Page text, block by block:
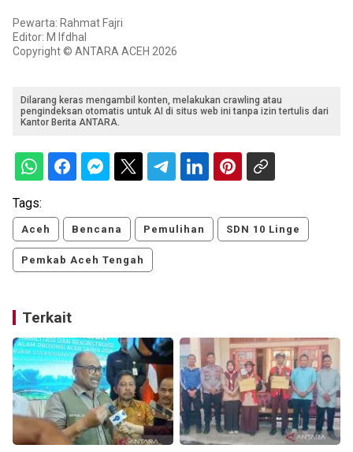
Pewarta: Rahmat Fajri
Editor: M Ifdhal
Copyright © ANTARA ACEH 2026
Dilarang keras mengambil konten, melakukan crawling atau
pengindeksan otomatis untuk AI di situs web ini tanpa izin tertulis dari
Kantor Berita ANTARA.
Tags:
Aceh Bencana Pemulihan SDN 10 Linge
Pemkab Aceh Tengah
Terkait